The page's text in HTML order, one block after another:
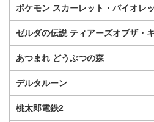
ポケモン スカーレット・バイオレ
ゼルダの伝説 ティアーズオブザ・
あつまれ どうぶつの森
デルタルーン
桃太郎電鉄2